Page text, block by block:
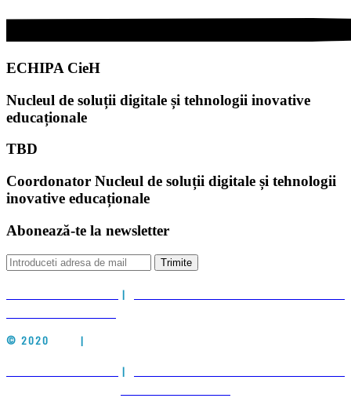
ECHIPA CieH
Nucleul de soluții digitale și tehnologii inovative
educaționale
TBD
Coordonator Nucleul de soluții digitale și tehnologii
inovative educaționale
Abonează-te la newsletter
Trimite
|
© 2020 |
|